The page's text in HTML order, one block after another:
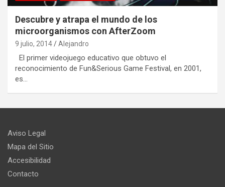
Descubre y atrapa el mundo de los
microorganismos con AfterZoom
9 julio, 2014 Alejandro
El primer videojuego educativo que obtuvo el
reconocimiento de Fun&Serious Game Festival, en 2001,
es…
Aviso Legal
Mapa del Sitio
Accesibilidad
Contacto